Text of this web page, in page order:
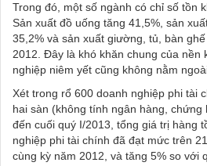
Trong đó, một số ngành có chỉ số tồn
Sản xuất đồ uống tăng 41,5%, sản
35,2% và sản xuất giường, tủ, bàn
2012. Đây là khó khăn chung của nền
nghiệp niêm yết cũng không nằm
Xét trong rổ 600 doanh nghiệp phi tài
hai sàn (không tính ngân hàng, chứng
đến cuối quý I/2013, tổng giá trị hàng
nghiệp phi tài chính đã đạt mức trên
cùng kỳ năm 2012, và tăng 5% so với